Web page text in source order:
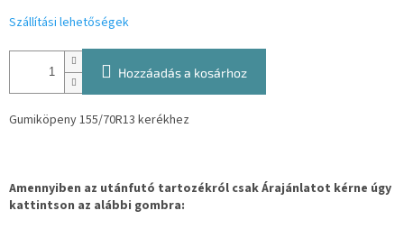
Szállítási lehetőségek
Hozzáadás a kosárhoz
Gumiköpeny 155/70R13 kerékhez
Amennyiben az utánfutó tartozékról csak Árajánlatot kérne úgy
kattintson az alábbi gombra: